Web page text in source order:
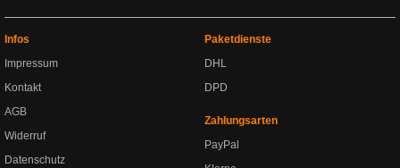
Infos
Impressum
Kontakt
AGB
Widerruf
Datenschutz
Paketdienste
DHL
DPD
Zahlungsarten
PayPal